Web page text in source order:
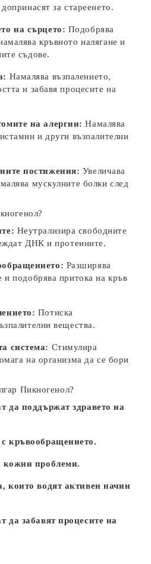
за стареенето.
на сърцето: Подобрява
кръвното налягане и
съдове.
Намалява възпалението,
и забавя процесите на
на алергии: Намалява
и други възпалителни
постижения: Увеличава
мускулните болки след
Неутрализира свободните
ДНК и протеините.
Разширява
и подобрява притока на кръв
Потиска
вещества.
система: Стимулира
на организма да се бори
Пикногенол?
да поддържат здравето на
кръвообращението.
кожни проблеми.
които водят активен начин
да забавят процесите на